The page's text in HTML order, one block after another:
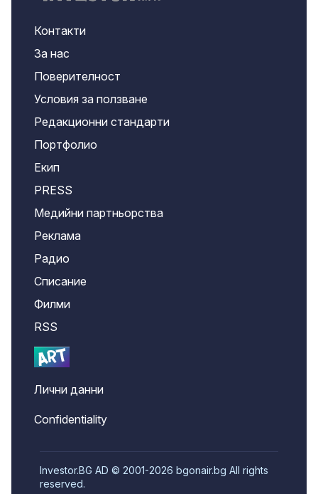
Контакти
За нас
Поверителност
Условия за ползване
Редакционни стандарти
Портфолио
Екип
PRESS
Медийни партньорства
Реклама
Радио
Списание
Филми
RSS
Лични данни
Confidentiality
Investor.BG AD © 2001-2026 bgonair.bg All rights
reserved.